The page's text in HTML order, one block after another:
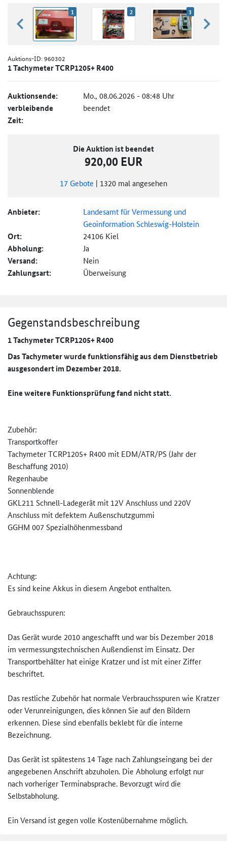
zurück blättern
1 2 3
Auktions-ID:960302
1 Tachymeter TCRP1205+ R400
Auktionsende: Mo., 08.06.2026 - 08:48 Uhr
verbleibende
Zeit:
beendet
Die Auktion ist beendet
920,00 EUR
17 Gebote | 1320 mal angesehen
Anbieter:
Landesamt für Vermessung und
Geoinformation Schleswig-Holstein
Ort: 24106 Kiel
Abholung: Ja
Versand: Nein
Zahlungsart: Überweisung
Gegenstandsbeschreibung
1 Tachymeter TCRP1205+ R400
Das Tachymeter wurde funktionsfähig aus dem Dienstbetrieb
ausgesondert im Dezember 2018.
Eine weitere Funktionsprüfung fand nicht statt.
Zubehör:
Transportkoffer
Tachymeter TCRP1205+ R400 mit EDM/ATR/PS (Jahr der
Beschaffung 2010)
Regenhaube
Sonnenblende
GKL211 Schnell-Ladegerät mit 12V Anschluss und 220V
Anschluss mit defektem Außenschutzgummi
GGHM 007 Spezialhöhenmessband
Achtung:
Es sind keine Akkus in diesem Angebot enthalten.
Gebrauchsspuren:
Das Gerät wurde 2010 angeschafft und war bis Dezember 2018
im vermessungstechnischen Außendienst im Einsatz. Der
Transportbehälter hat einige Kratzer und ist mit einer Ziffer
beschriftet.
Das restliche Zubehör hat normale Verbrauchsspuren wie Kratzer
oder Verunreinigungen, dies können Sie auf den Bildern
erkennen. Diese sind ebenfalls beklebt für die interne
Bezeichnung.
Das Gerät ist spätestens 14 Tage nach Zahlungseingang bei der
angegebenen Anschrift abzuholen. Die Abholung erfolgt nur
nach vorheriger Terminabsprache. Bevorzugt wird die
Selbstabholung.
Ein Versand ist gegen volle Kostenübernahme möglich.